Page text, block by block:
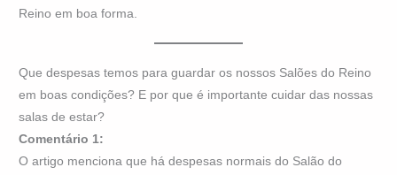
Reino em boa forma.
Que despesas temos para guardar os nossos Salões do Reino
em boas condições? E por que é importante cuidar das nossas
salas de estar?
Comentário 1:
O artigo menciona que há despesas normais do Salão do